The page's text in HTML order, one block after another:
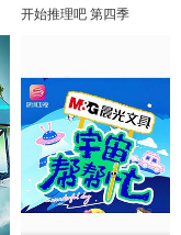
开始推理吧 第四季